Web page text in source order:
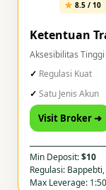
8.5 / 10
Ketentuan
Aksesibilitas Tinggi
Regulasi Kuat
Satu Jenis Akun
Visit Broker ➜
Min Deposit:$10
Regulasi: Bappebti,
Max Leverage: